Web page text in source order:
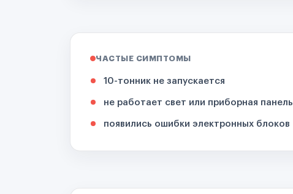
ЧАСТЫЕ СИМПТОМЫ
10-тонник не запускается
не работает свет или приборная панель
появились ошибки электронных блоков